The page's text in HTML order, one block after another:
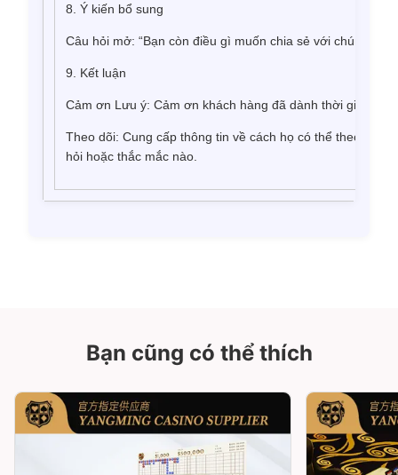
8. Ý kiến ​​bổ sung
Câu hỏi mở: “Bạn còn điều gì muốn chia sẻ với chúng tôi
9. Kết luận
Cảm ơn Lưu ý: Cảm ơn khách hàng đã dành thời gian và
Theo dõi: Cung cấp thông tin về cách họ có thể theo dõi
hỏi hoặc thắc mắc nào.
Bạn cũng có thể thích